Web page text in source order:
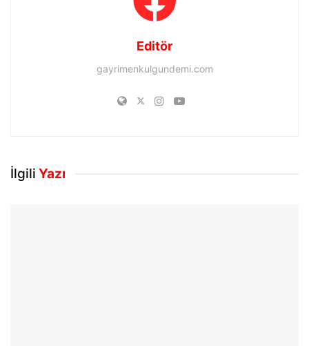
Editör
gayrimenkulgundemi.com
İlgili Yazı